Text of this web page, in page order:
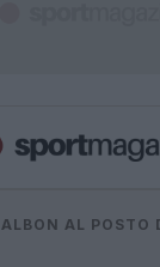
ALBON AL POSTO